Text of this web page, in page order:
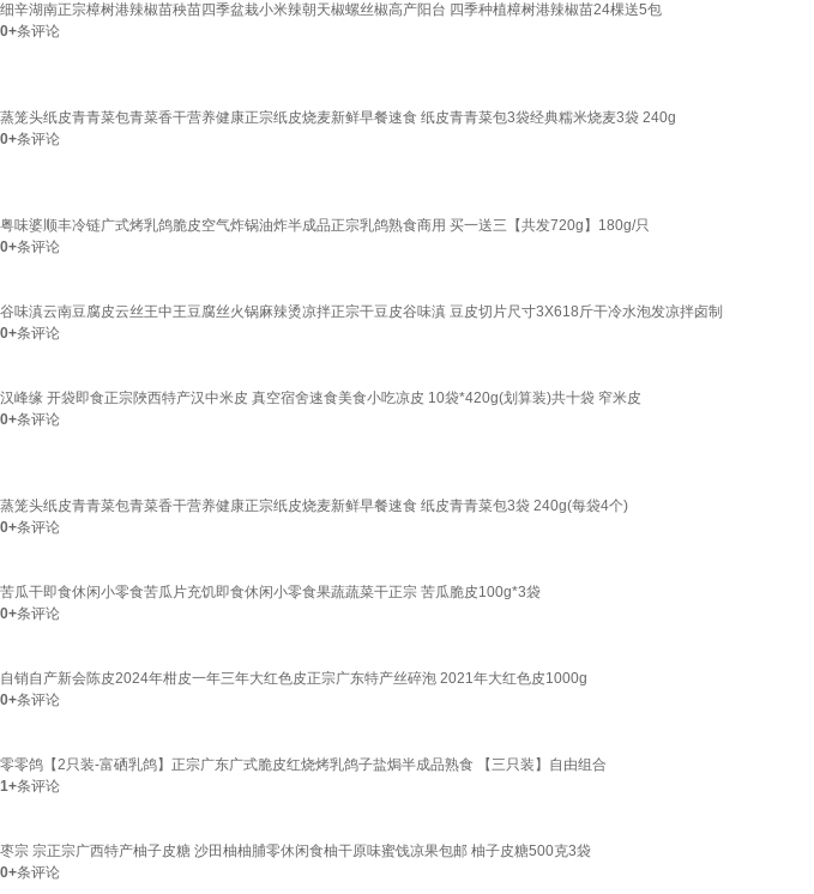
细辛湖南正宗樟树港辣椒苗秧苗四季盆栽小米辣朝天椒螺丝椒高产阳台 四季种植樟树港辣椒苗24棵送5包
0+条评论
蒸笼头纸皮青青菜包青菜香干营养健康正宗纸皮烧麦新鲜早餐速食 纸皮青青菜包3袋经典糯米烧麦3袋 240g
0+条评论
粤味婆顺丰冷链广式烤乳鸽脆皮空气炸锅油炸半成品正宗乳鸽熟食商用 买一送三【共发720g】180g/只
0+条评论
谷味滇云南豆腐皮云丝王中王豆腐丝火锅麻辣烫凉拌正宗干豆皮谷味滇 豆皮切片尺寸3X618斤干冷水泡发凉拌卤制
0+条评论
汉峰缘 开袋即食正宗陜西特产汉中米皮 真空宿舍速食美食小吃凉皮 10袋*420g(划算装)共十袋 窄米皮
0+条评论
蒸笼头纸皮青青菜包青菜香干营养健康正宗纸皮烧麦新鲜早餐速食 纸皮青青菜包3袋 240g(每袋4个)
0+条评论
苦瓜干即食休闲小零食苦瓜片充饥即食休闲小零食果蔬蔬菜干正宗 苦瓜脆皮100g*3袋
0+条评论
自销自产新会陈皮2024年柑皮一年三年大红色皮正宗广东特产丝碎泡 2021年大红色皮1000g
0+条评论
零零鸽【2只装-富硒乳鸽】正宗广东广式脆皮红烧烤乳鸽子盐焗半成品熟食 【三只装】自由组合
1+条评论
枣宗 宗正宗广西特产柚子皮糖 沙田柚柚脯零休闲食柚干原味蜜饯凉果包邮 柚子皮糖500克3袋
0+条评论